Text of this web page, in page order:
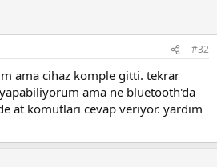
#32
ama cihaz komple gitti. tekrar
ama ne bluetooth'da
at komutları cevap veriyor. yardım